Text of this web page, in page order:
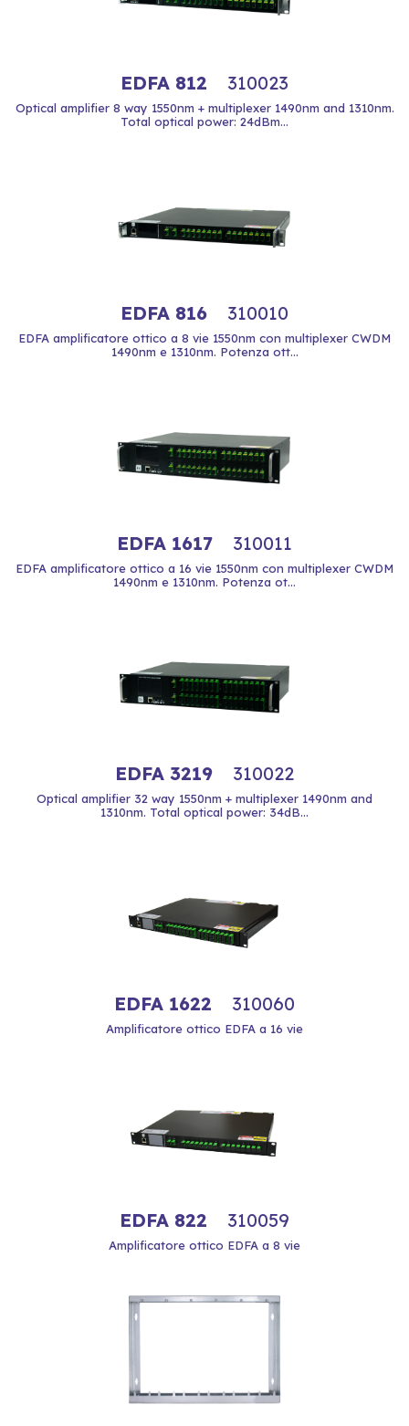
EDFA 812 310023
Optical amplifier 8 way 1550nm + multiplexer 1490nm and 1310nm.
Total optical power: 24dBm...
EDFA 816 310010
EDFA amplificatore ottico a 8 vie 1550nm con multiplexer CWDM
1490nm e 1310nm. Potenza ott...
EDFA 1617 310011
EDFA amplificatore ottico a 16 vie 1550nm con multiplexer CWDM
1490nm e 1310nm. Potenza ot...
EDFA 3219 310022
Optical amplifier 32 way 1550nm + multiplexer 1490nm and
1310nm. Total optical power: 34dB...
EDFA 1622 310060
Amplificatore ottico EDFA a 16 vie
EDFA 822 310059
Amplificatore ottico EDFA a 8 vie